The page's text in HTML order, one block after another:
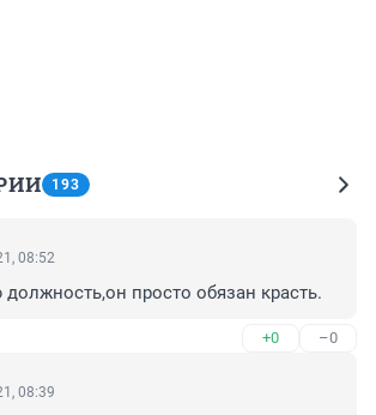
193
08:52
просто обязан красть.
+0 –0
08:39